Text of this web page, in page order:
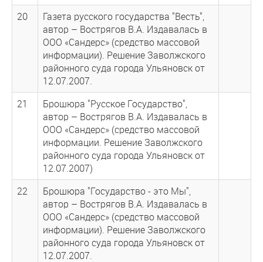
20
Газета русского государства "Весть",
автор – Вострягов В.А. Издавалась в
ООО «Сандерс» (средство массовой
информации). Решение Заволжского
районного суда города Ульяновск от
12.07.2007.
21
Брошюра "Русское Государство",
автор – Вострягов В.А. Издавалась в
ООО «Сандерс» (средство массовой
информации. Решение Заволжского
районного суда города Ульяновск от
12.07.2007)
22
Брошюра "Государство - это Мы",
автор – Вострягов В.А. Издавалась в
ООО «Сандерс» (средство массовой
информации). Решение Заволжского
районного суда города Ульяновск от
12.07.2007.